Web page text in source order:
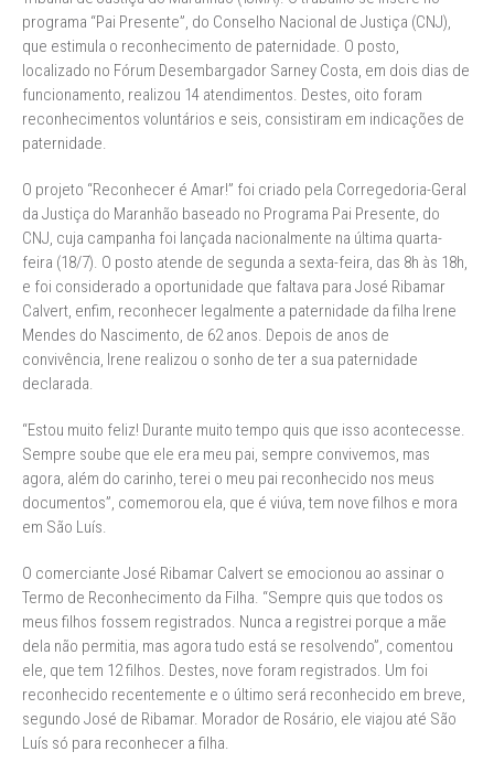
programa “Pai Presente”, do Conselho Nacional de Justiça (CNJ),
que estimula o reconhecimento de paternidade. O posto,
localizado no Fórum Desembargador Sarney Costa, em dois dias de
funcionamento, realizou 14 atendimentos. Destes, oito foram
reconhecimentos voluntários e seis, consistiram em indicações de
paternidade.
O projeto “Reconhecer é Amar!” foi criado pela Corregedoria-Geral
da Justiça do Maranhão baseado no Programa Pai Presente, do
CNJ, cuja campanha foi lançada nacionalmente na última quarta-
feira (18/7). O posto atende de segunda a sexta-feira, das 8h às 18h,
e foi considerado a oportunidade que faltava para José Ribamar
Calvert, enfim, reconhecer legalmente a paternidade da filha Irene
Mendes do Nascimento, de 62 anos. Depois de anos de
convivência, Irene realizou o sonho de ter a sua paternidade
declarada.
“Estou muito feliz! Durante muito tempo quis que isso acontecesse.
Sempre soube que ele era meu pai, sempre convivemos, mas
agora, além do carinho, terei o meu pai reconhecido nos meus
documentos”, comemorou ela, que é viúva, tem nove filhos e mora
em São Luís.
O comerciante José Ribamar Calvert se emocionou ao assinar o
Termo de Reconhecimento da Filha. “Sempre quis que todos os
meus filhos fossem registrados. Nunca a registrei porque a mãe
dela não permitia, mas agora tudo está se resolvendo”, comentou
ele, que tem 12 filhos. Destes, nove foram registrados. Um foi
reconhecido recentemente e o último será reconhecido em breve,
segundo José de Ribamar. Morador de Rosário, ele viajou até São
Luís só para reconhecer a filha.